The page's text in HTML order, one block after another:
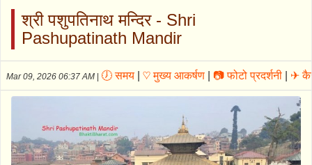
श्री पशुपतिनाथ मन्दिर - Shri
Pashupatinath Mandir
Mar 09, 2026 06:37 AM 🕖 समय ♡ मुख्य आकर्षण 📷 फोटो प्रदर्शनी ✈